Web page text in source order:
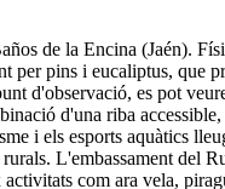
de la Encina (Jaén).
per pins i eucaliptus, que
d'observació, es pot
d'una riba
i els esports aquàtics
L'embassament del
com ara vela,